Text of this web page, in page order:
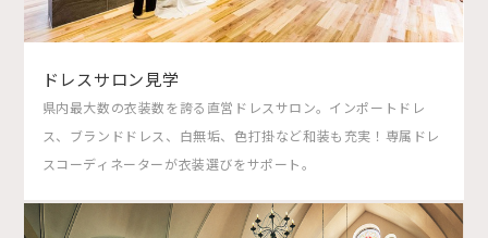
ドレスサロン見学
県内最大数の衣装数を誇る直営ドレスサロン。インポートドレ
ス、ブランドドレス、白無垢、色打掛など和装も充実！専属ドレ
スコーディネーターが衣装選びをサポート。